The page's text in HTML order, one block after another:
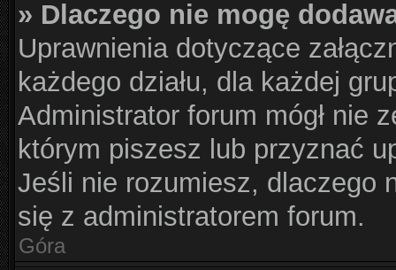
» Dlaczego nie mogę
Uprawnienia dotyczące
każdego działu, dla każdej
Administrator forum mógł nie
którym piszesz lub przyznać
Jeśli nie rozumiesz, dlaczego
się z administratorem forum.
Góra